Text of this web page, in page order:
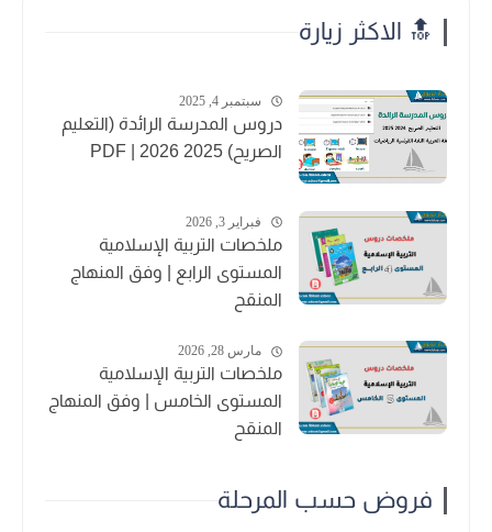
🔝 الاكثر زيارة
سبتمبر 4, 2025
دروس المدرسة الرائدة (التعليم
الصريح) 2025 2026 | PDF
فبراير 3, 2026
ملخصات التربية الإسلامية
المستوى الرابع | وفق المنهاج
المنقح
مارس 28, 2026
ملخصات التربية الإسلامية
المستوى الخامس | وفق المنهاج
المنقح
فروض حسب المرحلة